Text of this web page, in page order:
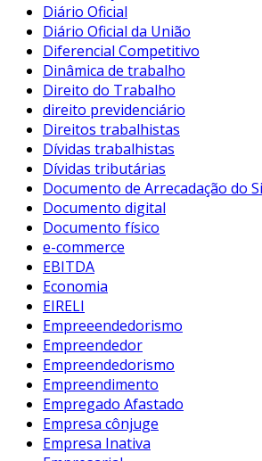
Diário Oficial
Diário Oficial da União
Diferencial Competitivo
Dinâmica de trabalho
Direito do Trabalho
direito previdenciário
Direitos trabalhistas
Dívidas trabalhistas
Dívidas tributárias
Documento de Arrecadação do
Documento digital
Documento físico
e-commerce
EBITDA
Economia
EIRELI
Empreeendedorismo
Empreendedor
Empreendedorismo
Empreendimento
Empregado Afastado
Empresa cônjuge
Empresa Inativa